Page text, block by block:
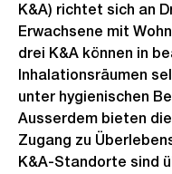
K&A) richtet sich an
Erwachsene mit
drei K&A können in
Inhalationsräumen
unter hygienischen
Ausserdem bieten
Zugang zu
K&A-Standorte sind